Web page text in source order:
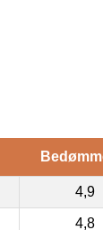
4,9
4,8